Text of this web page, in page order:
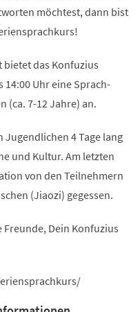
möchtest, dann bist
bietet das Konfuzius
Uhr eine Sprach-
(ca. 7-12 Jahre) an.
4 Tage lang
und Kultur. Am letzten
von den Teilnehmern
(Jiaozi) gegessen.
Dein Konfuzius